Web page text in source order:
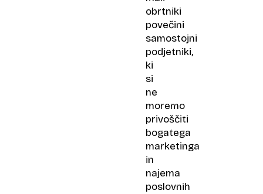
obrtniki
povečini
samostojni
podjetniki,
ki
si
ne
moremo
privoščiti
bogatega
marketinga
in
najema
poslovnih